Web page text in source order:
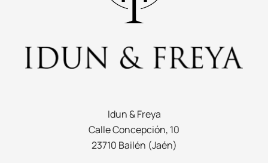
Idun & Freya
Calle Concepción, 10
23710 Bailén (Jaén)